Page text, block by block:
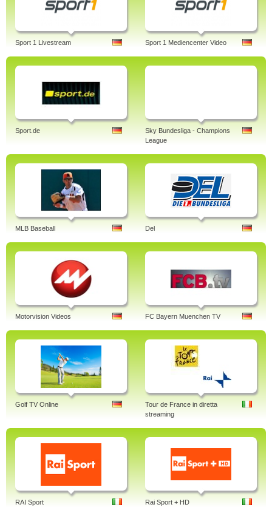
Sport 1 Livestream Sport 1 Mediencenter Video
Sport.de
Sky Bundesliga - Champions
League
MLB Baseball Del
Motorvision Videos FC Bayern Muenchen TV
Golf TV Online
Tour de France in diretta
streaming
RAI Sport Rai Sport + HD